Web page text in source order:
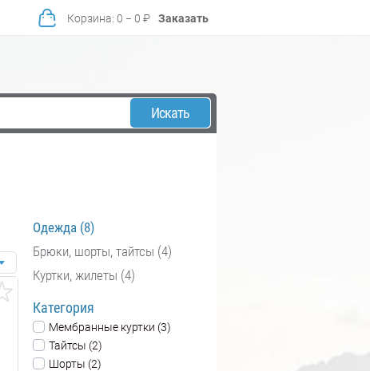
Корзина: 0 − 0 ₽ Заказать
Искать
Одежда (8)
Брюки, шорты, тайтсы (4)
Куртки, жилеты (4)
Категория
Мембранные куртки (3)
Тайтсы (2)
Шорты (2)